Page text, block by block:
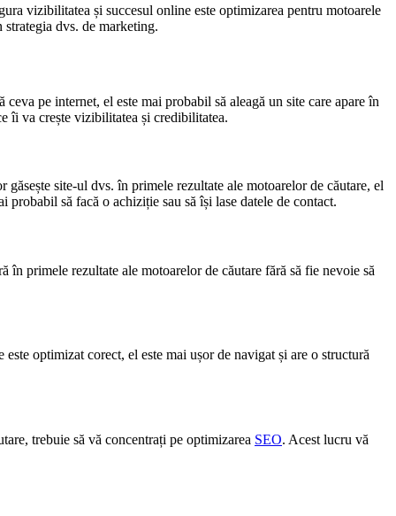
vizibilitatea și succesul online este optimizarea pentru motoarele
dvs. de marketing.
pe internet, el este mai probabil să aleagă un site care apare în
îi va crește vizibilitatea și credibilitatea.
site-ul dvs. în primele rezultate ale motoarelor de căutare, el
să facă o achiziție sau să își lase datele de contact.
primele rezultate ale motoarelor de căutare fără să fie nevoie să
optimizat corect, el este mai ușor de navigat și are o structură
trebuie să vă concentrați pe optimizarea SEO. Acest lucru vă